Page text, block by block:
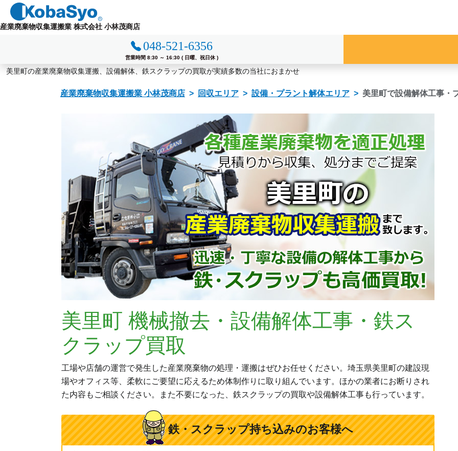
テ
へ美里町の産業廃棄物収集運搬、設備解体、鉄スクラップの買取が実績多数の当社におまかせ
産業廃棄物収集運搬業 株式会社 小林茂商店
048-521-6356
営業時間 8:30 ～ 16:30 ( 日曜、祝日休 )
産業廃棄物収集運搬業 小林茂商店 回収エリア 設備・プラント解体エリア 美里町で設備解体工事・
美里町 機械撤去・設備解体工事・鉄ス
クラップ買取
工場や店舗の運営で発生した産業廃棄物の処理・運搬はぜひお任せください。埼玉県美里町の建設現
場やオフィス等、柔軟にご要望に応えるため体制作りに取り組んでいます。ほかの業者にお断りされ
た内容もご相談ください。また不要になった、鉄スクラップの買取や設備解体工事も行っています。
鉄・スクラップ持ち込みのお客様へ